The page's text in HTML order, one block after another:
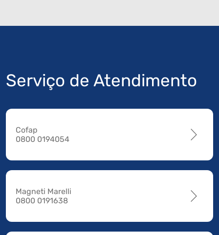
Serviço de Atendimento
Cofap
0800 0194054
Magneti Marelli
0800 0191638